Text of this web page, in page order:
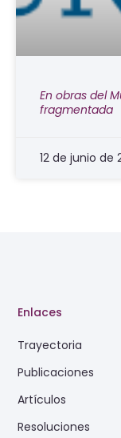
En obras del
fragmentada
12 de junio de
Enlaces
Trayectoria
Publicaciones
Artículos
Resoluciones